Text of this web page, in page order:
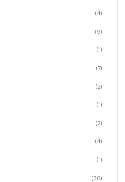
(4)
(9)
(1)
(7)
(2)
(1)
(2)
(4)
(1)
(36)